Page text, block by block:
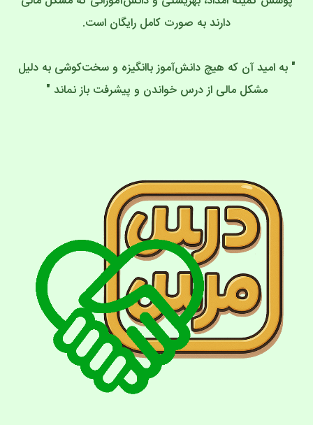
دارند به صورت کامل رایگان است.
" به امید آن که هیچ دانش‌آموز با‌انگیزه و سخت‌کوشی به دلیل
مشکل مالی از درس خواندن و پیشرفت باز نماند "